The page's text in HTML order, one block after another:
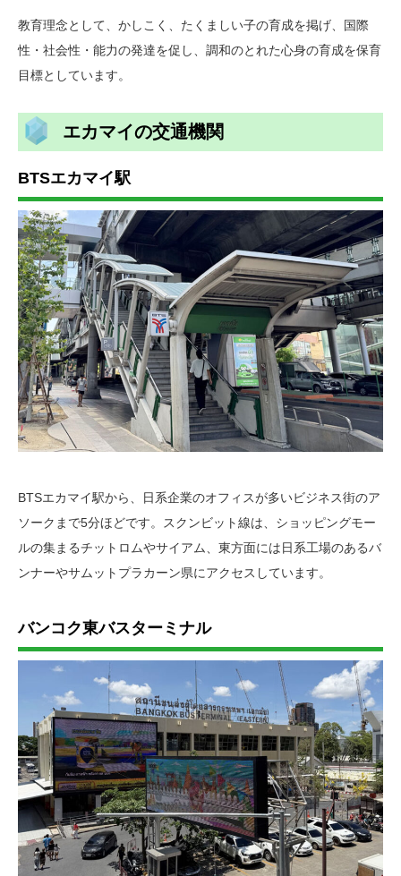
教育理念として、かしこく、たくましい子の育成を掲げ、国際
性・社会性・能力の発達を促し、調和のとれた心身の育成を保育
目標としています。
エカマイの交通機関
BTSエカマイ駅
BTSエカマイ駅から、日系企業のオフィスが多いビジネス街のア
ソークまで5分ほどです。スクンビット線は、ショッピングモー
ルの集まるチットロムやサイアム、東方面には日系工場のあるバ
ンナーやサムットプラカーン県にアクセスしています。
バンコク東バスターミナル